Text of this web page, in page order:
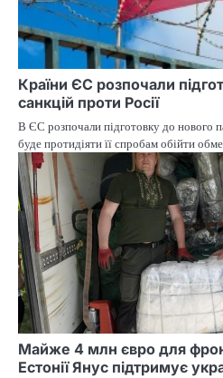
Країни ЄС розпочали
санкцій проти Росії
В ЄС розпочали підготовку до нового
буде протидіяти її спробам обійти
Майже 4 млн євро для
Естонії Янус підтримує